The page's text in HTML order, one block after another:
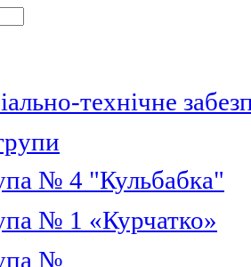
технічне
№ 4 "Кульбабка"
№ 1 «Курчатко»
№